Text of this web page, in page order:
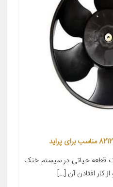
قطعه حیاتی در سیستم خنک
کار افتادن آن […]